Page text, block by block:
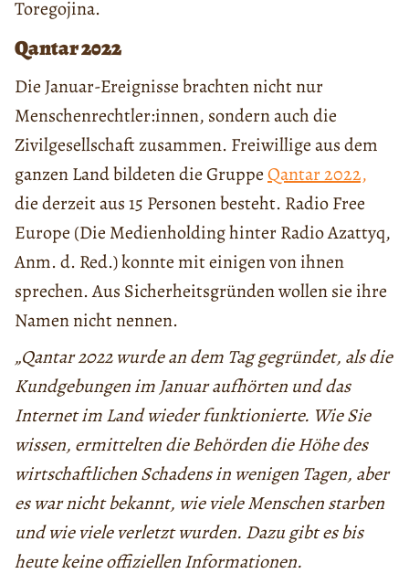
Toregojina.
Qantar 2022
Die Januar-Ereignisse brachten nicht nur
Menschenrechtler:innen, sondern auch die
Zivilgesellschaft zusammen. Freiwillige aus dem
ganzen Land bildeten die GruppeQantar 2022,
die derzeit aus 15 Personen besteht. Radio Free
Europe (Die Medienholding hinter Radio Azattyq,
Anm. d. Red.) konnte mit einigen von ihnen
sprechen. Aus Sicherheitsgründen wollen sie ihre
Namen nicht nennen.
„Qantar 2022 wurde an dem Tag gegründet, als die
Kundgebungen im Januar aufhörten und das
Internet im Land wieder funktionierte. Wie Sie
wissen, ermittelten die Behörden die Höhe des
wirtschaftlichen Schadens in wenigen Tagen, aber
es war nicht bekannt, wie viele Menschen starben
und wie viele verletzt wurden. Dazu gibt es bis
heute keine offiziellen Informationen.